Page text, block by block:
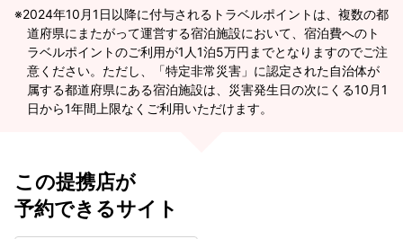
2024年10月1日以降に付与されるトラベルポイントは、複数の都
道府県にまたがって運営する宿泊施設において、宿泊費へのト
ラベルポイントのご利用が1人1泊5万円までとなりますのでご注
意ください。ただし、「特定非常災害」に認定された自治体が
属する都道府県にある宿泊施設は、災害発生日の次にくる10月1
日から1年間上限なくご利用いただけます。
この提携店が
予約できるサイト